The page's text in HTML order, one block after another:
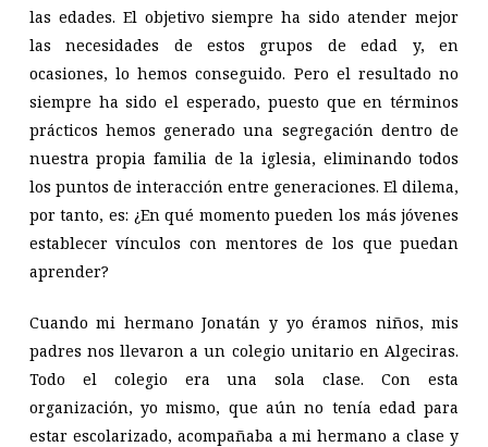
las edades. El objetivo siempre ha sido atender mejor
las necesidades de estos grupos de edad y, en
ocasiones, lo hemos conseguido. Pero el resultado no
siempre ha sido el esperado, puesto que en términos
prácticos hemos generado una segregación dentro de
nuestra propia familia de la iglesia, eliminando todos
los puntos de interacción entre generaciones. El dilema,
por tanto, es: ¿En qué momento pueden los más jóvenes
establecer vínculos con mentores de los que puedan
aprender?
Cuando mi hermano Jonatán y yo éramos niños, mis
padres nos llevaron a un colegio unitario en Algeciras.
Todo el colegio era una sola clase. Con esta
organización, yo mismo, que aún no tenía edad para
estar escolarizado, acompañaba a mi hermano a clase y